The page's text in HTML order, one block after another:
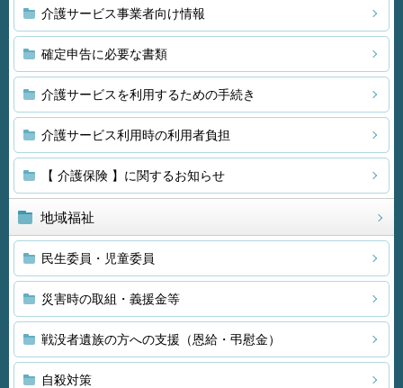
介護サービス事業者向け情報
確定申告に必要な書類
介護サービスを利用するための手続き
介護サービス利用時の利用者負担
【 介護保険 】に関するお知らせ
地域福祉
民生委員・児童委員
災害時の取組・義援金等
戦没者遺族の方への支援（恩給・弔慰金）
自殺対策